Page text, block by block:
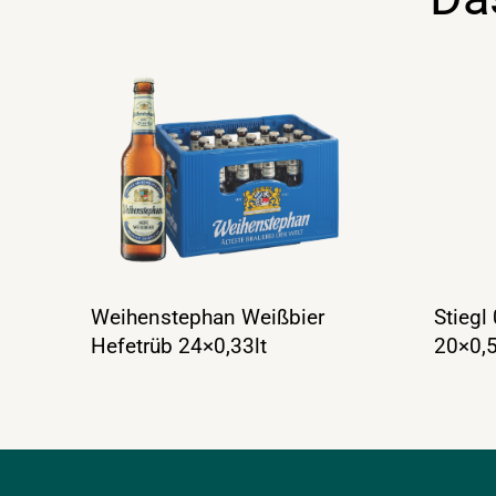
Weihenstephan Weißbier
Hefetrüb 24×0,33lt
Stiegl